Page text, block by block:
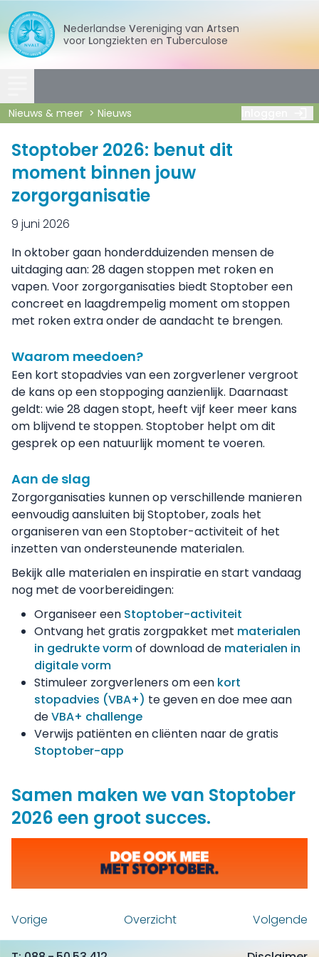
Nederlandse Vereniging van
Artsen
voor Longziekten en Tuberculose
Nieuws & meer Nieuws
Stoptober 2026: benut dit
moment binnen jouw
zorgorganisatie
9 juni 2026
In oktober gaan honderdduizenden mensen de
uitdaging aan: 28 dagen stoppen met roken en
vapen. Voor zorgorganisaties biedt Stoptober een
concreet en laagdrempelig moment om stoppen
met roken extra onder de aandacht te brengen.
Waarom meedoen?
Een kort stopadvies van een zorgverlener vergroot
de kans op een stoppoging aanzienlijk. Daarnaast
geldt: wie 28 dagen stopt, heeft vijf keer meer kans
om blijvend te stoppen. Stoptober helpt om dit
gesprek op een natuurlijk moment te voeren.
Aan de slag
Zorgorganisaties kunnen op verschillende manieren
eenvoudig aansluiten bij Stoptober, zoals het
organiseren van een Stoptober-activiteit of het
inzetten van ondersteunende materialen.
Bekijk alle materialen en inspiratie en start vandaag
nog met de voorbereidingen:
Organiseer een Stoptober-activiteit
Ontvang het gratis zorgpakket met materialen
in gedrukte vormof download de materialen in
digitale vorm
Stimuleer zorgverleners om een kort
stopadvies (VBA+) te geven en doe mee aan
deVBA+ challenge
Verwijs patiënten en cliënten naar de gratis
Stoptober-app
Samen maken we van Stoptober
2026 een groot succes.
Vorige Overzicht Volgende